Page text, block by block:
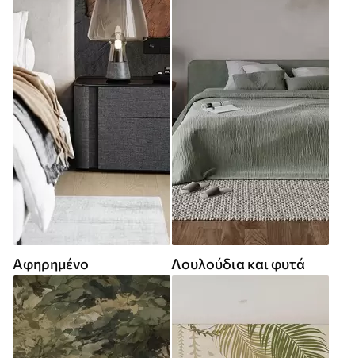
Αφηρημένο Λουλούδια και φυτά